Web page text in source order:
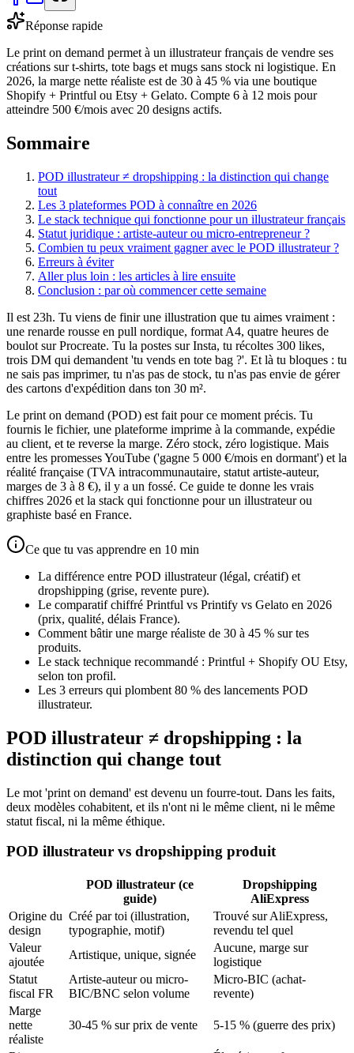
Réponse rapide
Le print on demand permet à un illustrateur français de vendre ses
créations sur t-shirts, tote bags et mugs sans stock ni logistique. En
2026, la marge nette réaliste est de 30 à 45 % via une boutique
Shopify + Printful ou Etsy + Gelato. Compte 6 à 12 mois pour
atteindre 500 €/mois avec 20 designs actifs.
Sommaire
POD illustrateur ≠ dropshipping : la distinction qui change
tout
Les 3 plateformes POD à connaître en 2026
Le stack technique qui fonctionne pour un illustrateur français
Statut juridique : artiste-auteur ou micro-entrepreneur ?
Combien tu peux vraiment gagner avec le POD illustrateur ?
Erreurs à éviter
Aller plus loin : les articles à lire ensuite
Conclusion : par où commencer cette semaine
Il est 23h. Tu viens de finir une illustration que tu aimes vraiment :
une renarde rousse en pull nordique, format A4, quatre heures de
boulot sur Procreate. Tu la postes sur Insta, tu récoltes 300 likes,
trois DM qui demandent 'tu vends en tote bag ?'. Et là tu bloques : tu
ne sais pas imprimer, tu n'as pas de stock, tu n'as pas envie de gérer
des cartons d'expédition dans ton 30 m².
Le print on demand (POD) est fait pour ce moment précis. Tu
fournis le fichier, une plateforme imprime à la commande, expédie
au client, et te reverse la marge. Zéro stock, zéro logistique. Mais
entre les promesses YouTube ('gagne 5 000 €/mois en dormant') et la
réalité française (TVA intracommunautaire, statut artiste-auteur,
marges de 3 à 8 €), il y a un fossé. Ce guide te donne les vrais
chiffres 2026 et la stack qui fonctionne pour un illustrateur ou
graphiste basé en France.
Ce que tu vas apprendre en 10 min
La différence entre POD illustrateur (légal, créatif) et
dropshipping (grise, revente pure).
Le comparatif chiffré Printful vs Printify vs Gelato en 2026
(prix, qualité, délais France).
Comment bâtir une marge réaliste de 30 à 45 % sur tes
produits.
Le stack technique recommandé : Printful + Shopify OU Etsy,
selon ton profil.
Les 3 erreurs qui plombent 80 % des lancements POD
illustrateur.
POD illustrateur ≠ dropshipping : la
distinction qui change tout
Le mot 'print on demand' est devenu un fourre-tout. Dans les faits,
deux modèles cohabitent, et ils n'ont ni le même client, ni le même
statut fiscal, ni la même éthique.
POD illustrateur vs dropshipping produit
POD illustrateur (ce
guide)
Dropshipping
AliExpress
Origine du
design
Créé par toi (illustration,
typographie, motif)
Trouvé sur AliExpress,
revendu tel quel
Valeur
ajoutée
Artistique, unique, signée
Aucune, marge sur
logistique
Statut
fiscal FR
Artiste-auteur ou micro-
BIC/BNC selon volume
Micro-BIC (achat-
revente)
Marge
nette
réaliste
30-45 % sur prix de vente 5-15 % (guerre des prix)